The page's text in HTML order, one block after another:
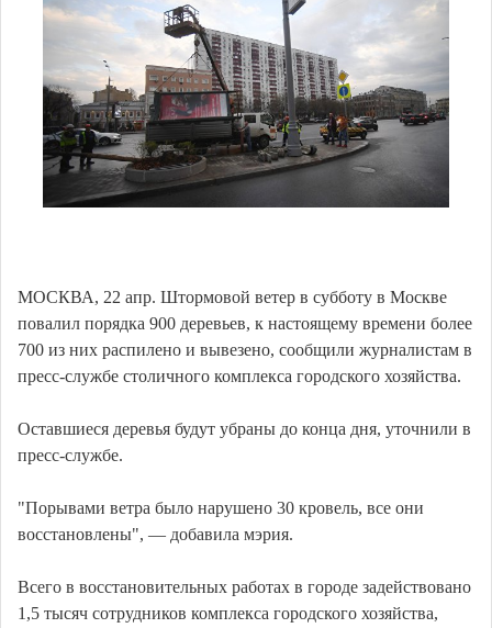
МОСКВА, 22 апр. Штормовой ветер в субботу в Москве
повалил порядка 900 деревьев, к настоящему времени более
700 из них распилено и вывезено, сообщили журналистам в
пресс-службе столичного комплекса городского хозяйства.
Оставшиеся деревья будут убраны до конца дня, уточнили в
пресс-службе.
"Порывами ветра было нарушено 30 кровель, все они
восстановлены", — добавила мэрия.
Всего в восстановительных работах в городе задействовано
1,5 тысяч сотрудников комплекса городского хозяйства,